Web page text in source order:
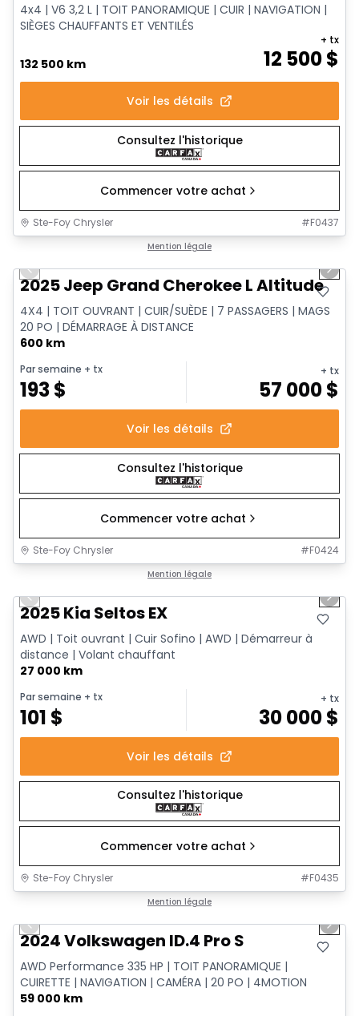
4x4 | V6 3,2 L | TOIT PANORAMIQUE | CUIR | NAVIGATION |
SIÈGES CHAUFFANTS ET VENTILÉS
132 500 km 12 500$
+ tx
Voir les détails
Consultez l'historique
Commencer votre achat
Ste-Foy Chrysler #F0437
Mention légale
Previous slide Next
2025 Jeep Grand Cherokee L Altitude
4X4 | TOIT OUVRANT | CUIR/SUÈDE | 7 PASSAGERS | MAGS
20 PO | DÉMARRAGE À DISTANCE
600 km
Par semaine + tx
193$
+ tx
57 000$
Voir les détails
Consultez l'historique
Commencer votre achat
Ste-Foy Chrysler #F0424
Mention légale
Previous slide Next
2025 Kia Seltos EX
AWD | Toit ouvrant | Cuir Sofino | AWD | Démarreur à
distance | Volant chauffant
27 000 km
Par semaine + tx
101 $
+ tx
30 000$
Voir les détails
Consultez l'historique
Commencer votre achat
Ste-Foy Chrysler #F0435
Mention légale
Previous slide Next
2024 Volkswagen ID.4 Pro S
AWD Performance 335 HP | TOIT PANORAMIQUE |
CUIRETTE | NAVIGATION | CAMÉRA | 20 PO | 4MOTION
59 000 km